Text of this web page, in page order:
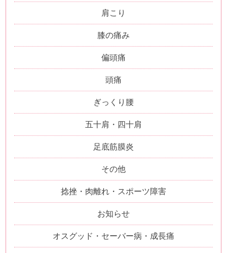
肩こり
膝の痛み
偏頭痛
頭痛
ぎっくり腰
五十肩・四十肩
足底筋膜炎
その他
捻挫・肉離れ・スポーツ障害
お知らせ
オスグッド・セーバー病・成長痛